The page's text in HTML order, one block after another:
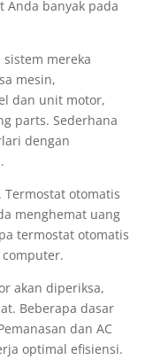
banyak pada
mereka
mesin,
dan unit motor,
parts. Sederhana
dengan
Termostat otomatis
menghemat uang
termostat otomatis
akan diperiksa,
Beberapa dasar
dan AC
optimal efisiensi.